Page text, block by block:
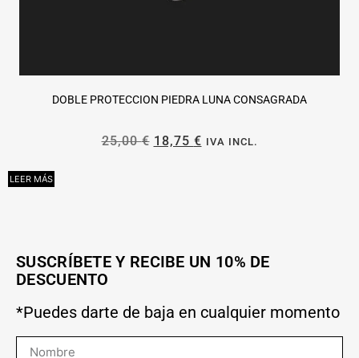
DOBLE PROTECCION PIEDRA LUNA CONSAGRADA
25,00€ 18,75 € IVA INCL.
LEER MÁS
SUSCRÍBETE Y RECIBE UN 10% DE
DESCUENTO
*Puedes darte de baja en cualquier momento